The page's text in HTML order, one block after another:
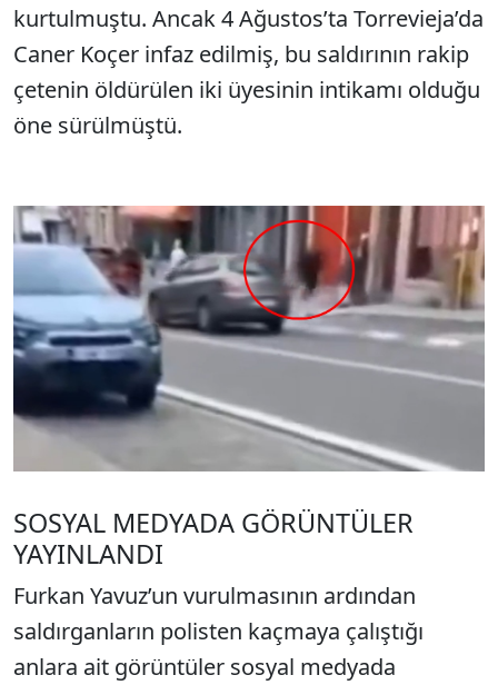
kurtulmuştu. Ancak 4 Ağustos’ta Torrevieja’da
Caner Koçer infaz edilmiş, bu saldırının rakip
çetenin öldürülen iki üyesinin intikamı olduğu
öne sürülmüştü.
SOSYAL MEDYADA GÖRÜNTÜLER
YAYINLANDI
Furkan Yavuz’un vurulmasının ardından
saldırganların polisten kaçmaya çalıştığı
anlara ait görüntüler sosyal medyada